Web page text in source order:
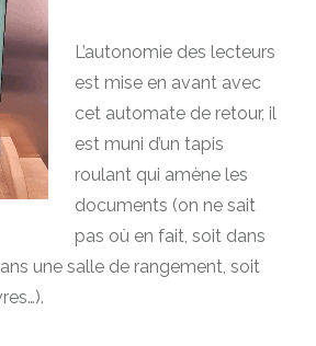
L’autonomie des lecteurs
est mise en avant avec
cet automate de retour, il
est muni d’un tapis
roulant qui amène les
documents (on ne sait
pas où en fait, soit dans
une salle de rangement, soit